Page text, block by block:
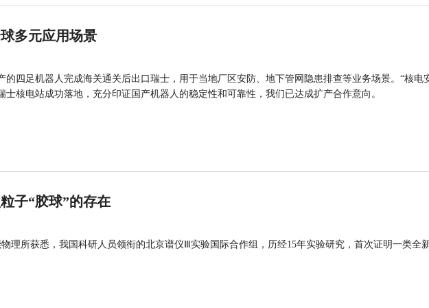
多元应用场景
的四足机器人完成海关通关后出口瑞士，用于当地厂区安防、地下管网隐患排查等业务场景。“核电
士核电站成功落地，充分印证国产机器人的稳定性和可靠性，我们已达成扩产合作意向。
子“胶球”的存在
理所获悉，我国科研人员领衔的北京谱仪Ⅲ实验国际合作组，历经15年实验研究，首次证明一类全